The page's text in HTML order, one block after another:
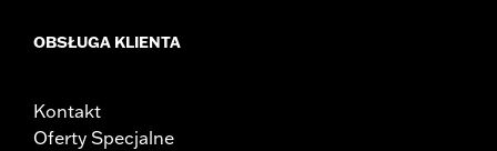
OBSŁUGA KLIENTA
Kontakt
Oferty Specjalne